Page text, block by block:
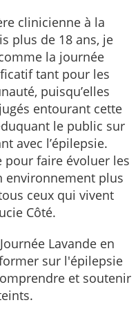
clinicienne à la
plus de 18 ans, je
la journée
tant pour les
puisqu’elles
entourant cette
le public sur
avec l’épilepsie.
pour faire évoluer les
environnement plus
ceux qui vivent
Côté.
Lavande en
sur l'épilepsie
et soutenir